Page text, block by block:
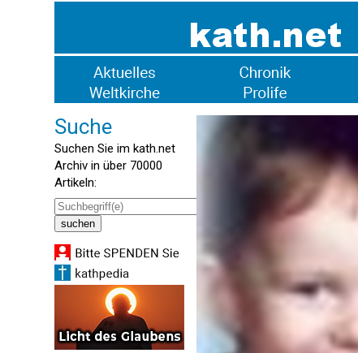
Suche
Suchen Sie im kath.net
Archiv in über 70000
Artikeln: